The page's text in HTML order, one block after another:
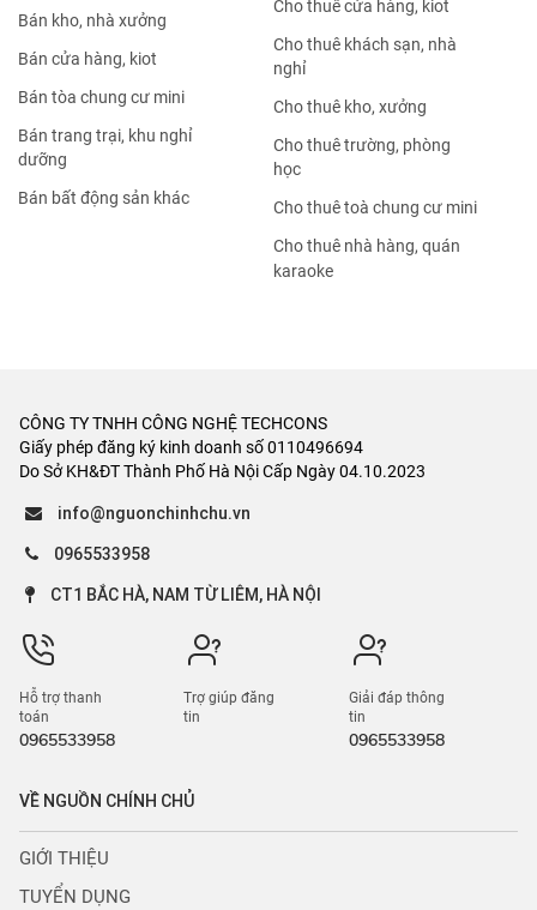
Bán kho, nhà xưởng
Bán cửa hàng, kiot
Bán tòa chung cư mini
Bán trang trại, khu nghỉ
dưỡng
Bán bất động sản khác
Cho thuê cửa hàng, kiot
Cho thuê khách sạn, nhà
nghỉ
Cho thuê kho, xưởng
Cho thuê trường, phòng
học
Cho thuê toà chung cư mini
Cho thuê nhà hàng, quán
karaoke
CÔNG TY TNHH CÔNG NGHỆ TECHCONS
Giấy phép đăng ký kinh doanh số 0110496694
Do Sở KH&ĐT Thành Phố Hà Nội Cấp Ngày 04.10.2023
info@nguonchinhchu.vn
0965533958
CT1 BẮC HÀ, NAM TỪ LIÊM, HÀ NỘI
Hỗ trợ thanh
toán
0965533958
Trợ giúp đăng
tin
Giải đáp thông
tin
0965533958
VỀ NGUỒN CHÍNH CHỦ
GIỚI THIỆU
TUYỂN DỤNG